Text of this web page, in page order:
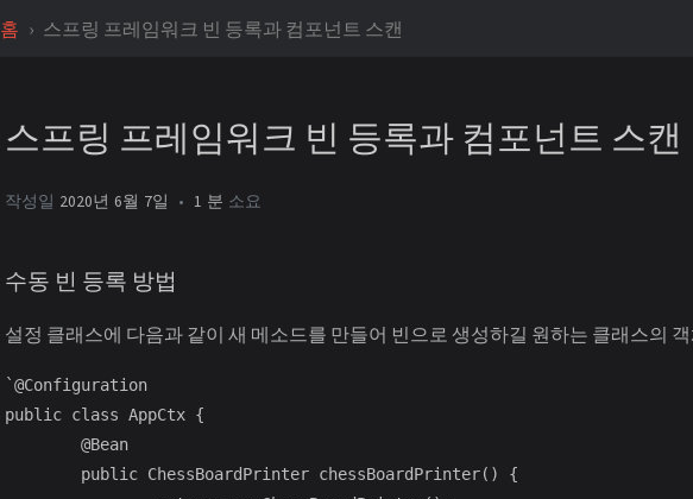
홈 스프링 프레임워크 빈 등록과 컴포넌트 스캔
스프링 프레임워크 빈 등록과 컴포넌트 스캔
작성일 2020년 6월 7일 1 분 소요
수동 빈 등록 방법
설정 클래스에 다음과 같이 새 메소드를 만들어 빈으로 생성하길 원하는 클래스의
`@Configuration
public class AppCtx {